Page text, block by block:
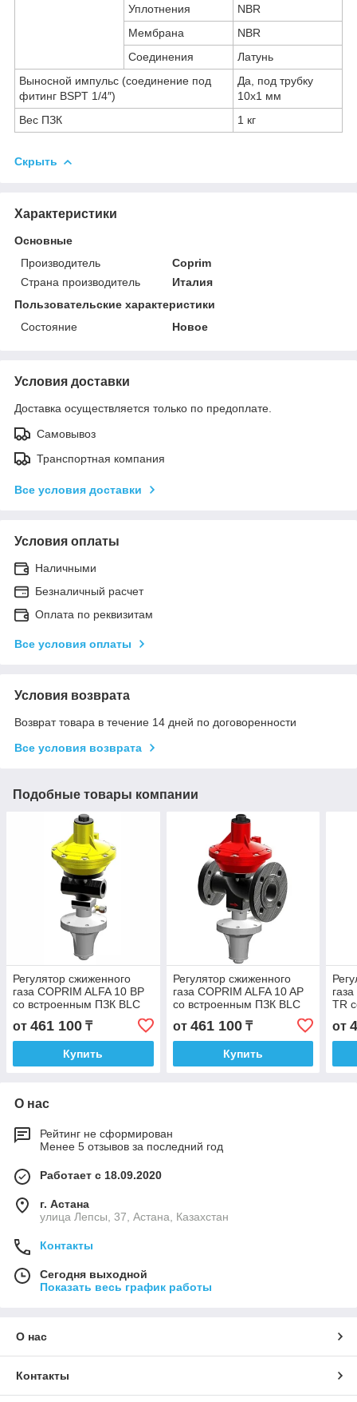
Уплотнения
NBR
Мембрана
NBR
Соединения
Латунь
Выносной импульс (соединение под
фитинг BSPT 1/4″)
Да, под трубку
10х1 мм
Вес ПЗК
1 кг
Скрыть
Характеристики
Основные
Производитель
Coprim
Страна производитель
Италия
Пользовательские характеристики
Состояние
Новое
Условия доставки
Доставка осуществляется только по предоплате.
Самовывоз
Транспортная компания
Все условия доставки
Условия оплаты
Наличными
Безналичный расчет
Оплата по реквизитам
Все условия оплаты
Условия возврата
Возврат товара в течение 14 дней по договоренности
Все условия возврата
Подобные товары компании
Регулятор сжиженного
газа COPRIM ALFA 10 BP
со встроенным ПЗК BLC
от 461 100 ₸
Купить
Регулятор сжиженного
газа COPRIM ALFA 10 AP
со встроенным ПЗК BLC
от 461 100₸
Купить
TR
от
О нас
Рейтинг не сформирован
Менее 5 отзывов за последний год
Работает с 18.09.2020
г. Астана
улица Лепсы, 37, Астана, Казахстан
Контакты
Сегодня выходной
Показать весь график работы
О нас
Контакты